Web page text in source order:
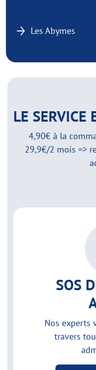
Les Abymes
LE SERVICE
4,90€ à la
29,9€/2 mois =>
SOS
Nos experts
travers